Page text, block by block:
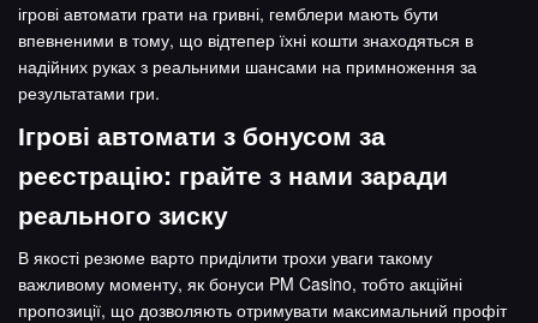
ігрові автомати грати на гривні, гемблери мають бути
впевненими в тому, що відтепер їхні кошти знаходяться в
надійних руках з реальними шансами на примноження за
результатами гри.
Ігрові автомати з бонусом за
реєстрацію: грайте з нами заради
реального зиску
В якості резюме варто приділити трохи уваги такому
важливому моменту, як бонуси PM Casino, тобто акційні
пропозиції, що дозволяють отримувати максимальний профіт